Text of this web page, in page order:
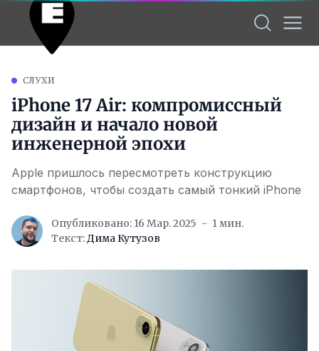
СЛУХИ
iPhone 17 Air: компромиссный
дизайн и начало новой
инженерной эпохи
Apple пришлось пересмотреть конструкцию
смартфонов, чтобы создать самый тонкий iPhone
Опубликовано: 16 Мар. 2025
1 мин.
Текст:Дима Кутузов